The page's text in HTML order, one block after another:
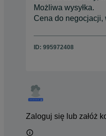
Możliwa wysyłka.
Cena do negocjacji,
ID: 995972408
Zaloguj się lub załóż